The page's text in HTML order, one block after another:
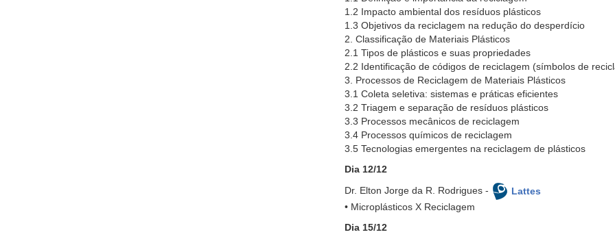
1.2 Impacto ambiental dos resíduos plásticos
1.3 Objetivos da reciclagem na redução do desperdício
2. Classificação de Materiais Plásticos
2.1 Tipos de plásticos e suas propriedades
2.2 Identificação de códigos de reciclagem (símbolos de
3. Processos de Reciclagem de Materiais Plásticos
3.1 Coleta seletiva: sistemas e práticas eficientes
3.2 Triagem e separação de resíduos plásticos
3.3 Processos mecânicos de reciclagem
3.4 Processos químicos de reciclagem
3.5 Tecnologias emergentes na reciclagem de plásticos
Dia 12/12
Dr. Elton Jorge da R. Rodrigues -
Lattes
• Microplásticos X Reciclagem
Dia 15/12